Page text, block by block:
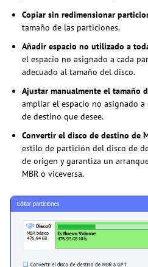
Copiar sin redimensionar
tamaño de las particiones.
Añadir espacio no utilizado a
el espacio no asignado a cada
adecuado al tamaño del disco.
Ajustar manualmente el tamaño
ampliar el espacio no asignado
de destino que desee.
Convertir el disco de destino de
estilo de partición del disco de
de origen y garantiza un
MBR o viceversa.